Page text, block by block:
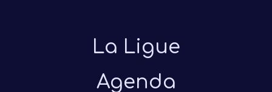
La Ligue
Agenda